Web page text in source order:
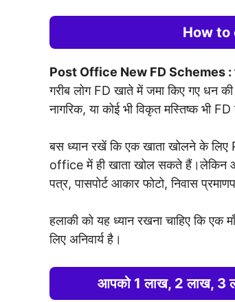
How to
Post Office New FD Schemes :
गरीब लोग FD खाते में जमा किए गए धन की
नागरिक, या कोई भी विकृत मस्तिष्क भी
बस ध्यान रखें कि एक खाता खोलने के
office में ही खाता खोल सकते हैं।लेकिन
पत्र, पासपोर्ट आकार फोटो, निवास
हलाकी को यह ध्यान रखना चाहिए कि एक
लिए अनिवार्य है।
आपको 1 लाख, 2 लाख, 3